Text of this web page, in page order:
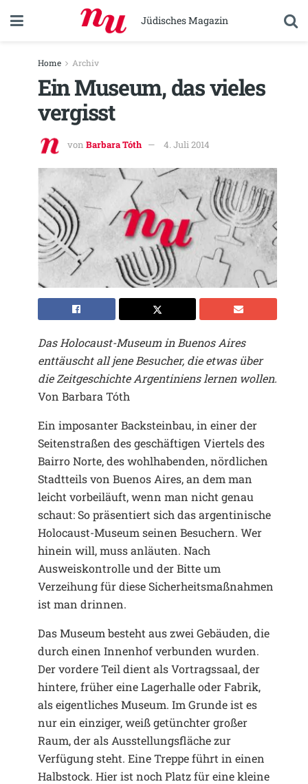
Jüdisches Magazin
Home Archiv
Ein Museum, das vieles
vergisst
von Barbara Tóth 4. Juli 2014
Das Holocaust-Museum in Buenos Aires
enttäuscht all jene Besucher, die etwas über
die Zeitgeschichte Argentiniens lernen wollen.
Von Barbara Tóth
Ein imposanter Backsteinbau, in einer der
Seitenstraßen des geschäftigen Viertels des
Bairro Norte, des wohlhabenden, nördlichen
Stadtteils von Buenos Aires, an dem man
leicht vorbeiläuft, wenn man nicht genau
schaut: So präsentiert sich das argentinische
Holocaust-Museum seinen Besuchern. Wer
hinein will, muss anläuten. Nach
Ausweiskontrolle und der Bitte um
Verzeihung für diese Sicherheitsmaßnahmen
ist man drinnen.
Das Museum besteht aus zwei Gebäuden, die
durch einen Innenhof verbunden wurden.
Der vordere Teil dient als Vortragssaal, der
hintere, früher eine Lagerhalle oder Fabrik,
als eigentliches Museum. Im Grunde ist es
nur ein einziger, weiß getünchter großer
Raum, der als Ausstellungsfläche zur
Verfügung steht. Eine Treppe führt in einen
Halbstock. Hier ist noch Platz für eine kleine